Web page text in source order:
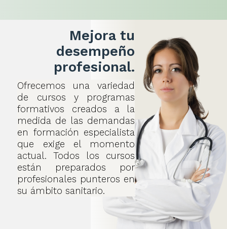
Mejora tu
desempeño
profesional.
Ofrecemos una variedad
de cursos y programas
formativos creados a la
medida de las demandas
en formación especialista
que exige el momento
actual. Todos los cursos
están preparados por
profesionales punteros en
su ámbito sanitario.